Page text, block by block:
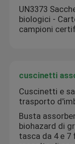
Su di noi
Controllo
Notizie
Chiedi un
UN3373
biologici -
campioni
cuscinetti
Cuscinetti e
trasporto
Busta
biohazard di
tasca da 4 e 7